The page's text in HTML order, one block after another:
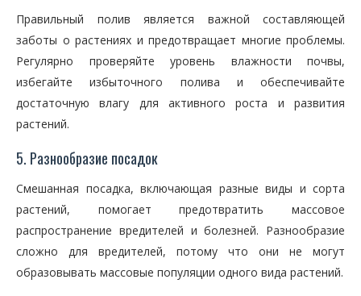
Правильный полив является важной составляющей
заботы о растениях и предотвращает многие проблемы.
Регулярно проверяйте уровень влажности почвы,
избегайте избыточного полива и обеспечивайте
достаточную влагу для активного роста и развития
растений.
5. Разнообразие посадок
Смешанная посадка, включающая разные виды и сорта
растений, помогает предотвратить массовое
распространение вредителей и болезней. Разнообразие
сложно для вредителей, потому что они не могут
образовывать массовые популяции одного вида растений.